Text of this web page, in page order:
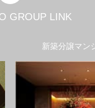
GROUP LINK
新築分譲マン